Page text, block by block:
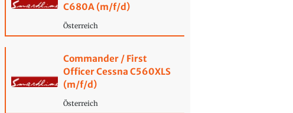
C680A (m/f/d)
Österreich
Commander / First
Officer Cessna C560XLS
(m/f/d)
Österreich